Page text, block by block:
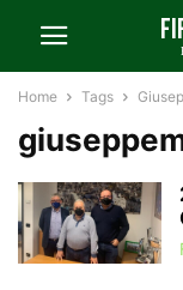
Home Tags